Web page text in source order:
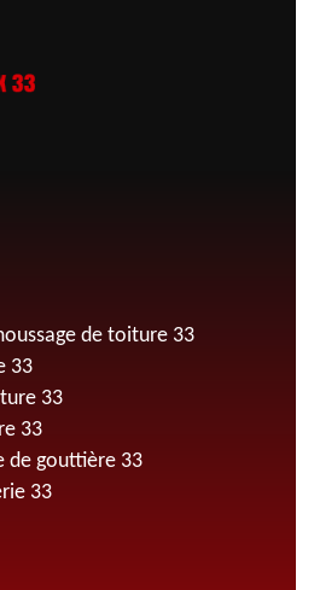
de toiture 33
33
33
33
de gouttière 33
33